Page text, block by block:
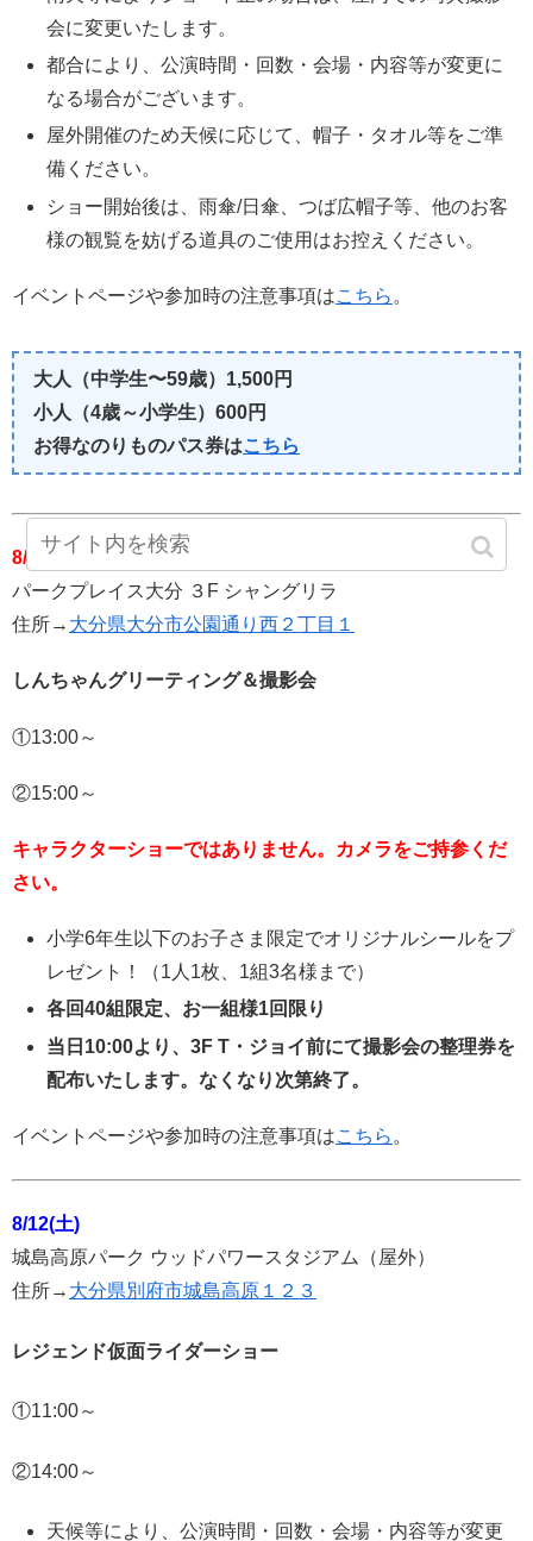
会に変更いたします。
都合により、公演時間・回数・会場・内容等が変更に
なる場合がございます。
屋外開催のため天候に応じて、帽子・タオル等をご準
備ください。
ショー開始後は、雨傘/日傘、つば広帽子等、他のお客
様の観覧を妨げる道具のご使用はお控えください。
イベントページや参加時の注意事項はこちら 。
大人（中学生〜59歳）1,500円
小人（4歳～小学生）600円
お得なのりものパス券はこちら
8/11(金)
パークプレイス大分 ３F シャングリラ
住所→ 大分県大分市公園通り西２丁目１
しんちゃんグリーティング＆撮影会
①13:00～
②15:00～
キャラクターショーではありません。カメラをご持参くだ
さい。
小学6年生以下のお子さま限定でオリジナルシールをプ
レゼント！（1人1枚、1組3名様まで）
各回40組限定、 お一組様1回限り
当日10:00より、3F T・ジョイ前にて撮影会の整理券を
配布いたします。なくなり次第終了。
イベントページや参加時の注意事項はこちら 。
8/12(土)
城島高原パーク ウッドパワースタジアム（屋外）
住所→ 大分県別府市城島高原１２３
レジェンド仮面ライダーショー
①11:00～
②14:00～
天候等により、公演時間・回数・会場・内容等が変更